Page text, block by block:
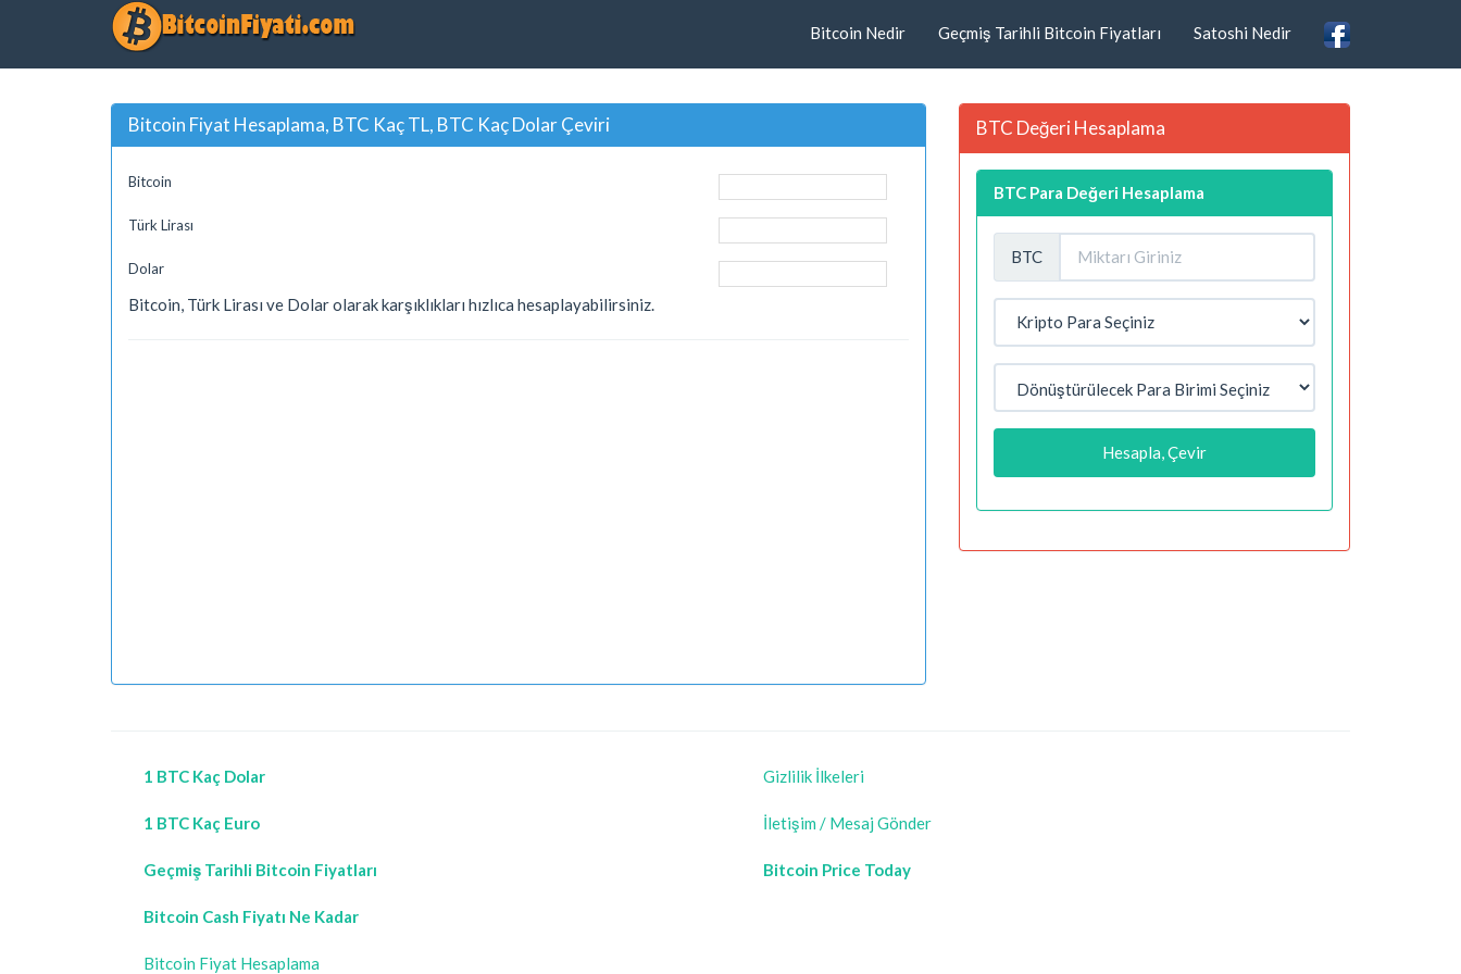
Bitcoin Nedir Geçmiş Tarihli Bitcoin Fiyatları Satoshi Nedir
Bitcoin Fiyat Hesaplama, BTC Kaç TL, BTC Kaç Dolar Çeviri
Bitcoin
Türk Lirası
Dolar
Bitcoin, Türk Lirası ve Dolar olarak karşıklıkları hızlıca hesaplayabilirsiniz.
BTC Değeri Hesaplama
BTC Para Değeri Hesaplama
BTC
Hesapla, Çevir
1 BTC Kaç Dolar
1 BTC Kaç Euro
Geçmiş Tarihli Bitcoin Fiyatları
Bitcoin Cash Fiyatı Ne Kadar
Bitcoin Fiyat Hesaplama
Gizlilik İlkeleri
İletişim / Mesaj Gönder
Bitcoin Price Today